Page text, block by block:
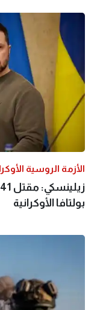
الأزمة الروسية
بولتافا الأوكرانية